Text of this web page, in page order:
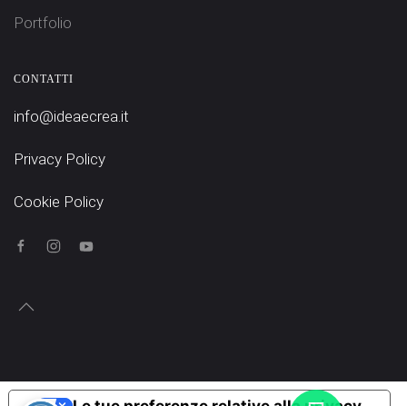
Portfolio
CONTATTI
info@ideaecrea.it
Privacy Policy
Cookie Policy